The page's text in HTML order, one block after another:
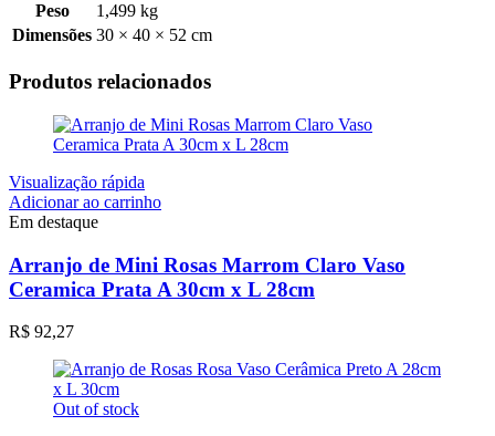
Peso
1,499 kg
Dimensões 30 × 40 × 52 cm
Produtos relacionados
Visualização rápida
Adicionar ao carrinho
Em destaque
Arranjo de Mini Rosas Marrom Claro Vaso
Ceramica Prata A 30cm x L 28cm
R$ 92,27
Out of stock